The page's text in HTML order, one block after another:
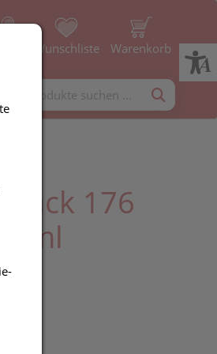
Wunschliste Warenkorb
176